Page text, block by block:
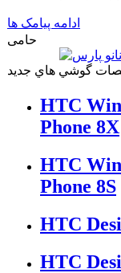
ادامه پیامک ها
حامی
گوشي هاي جديد
HTC
Phone 8X
HTC
Phone 8S
HTC
HTC